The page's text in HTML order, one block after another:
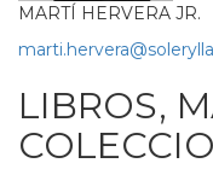
MARTÍ HERVERA JR.
LIBROS,